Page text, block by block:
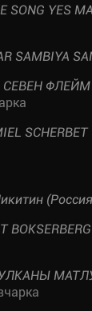
SONG YES
SAMBIYA
СЕВЕН